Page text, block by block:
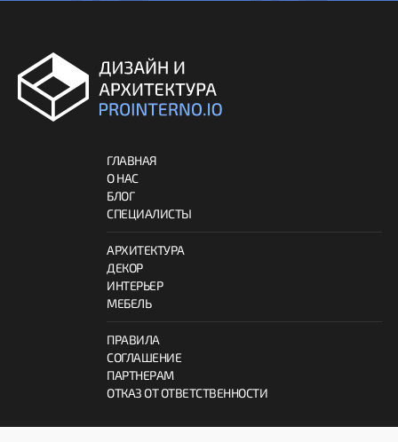
ГЛАВНАЯ
О НАС
БЛОГ
СПЕЦИАЛИСТЫ
АРХИТЕКТУРА
ДЕКОР
ИНТЕРЬЕР
МЕБЕЛЬ
ПРАВИЛА
СОГЛАШЕНИЕ
ПАРТНЕРАМ
ОТКАЗ ОТ ОТВЕТСТВЕННОСТИ